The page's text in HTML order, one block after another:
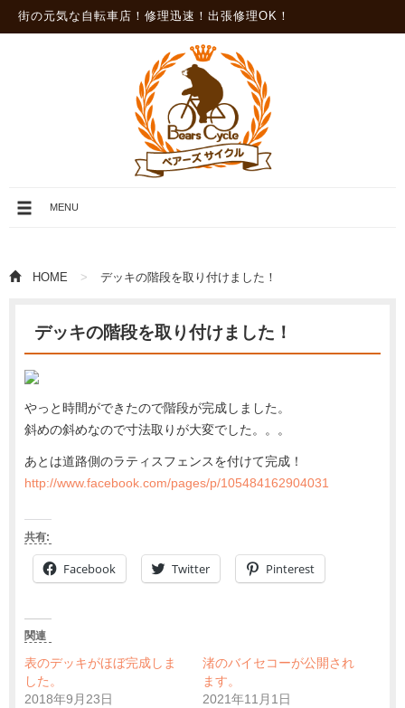
街の元気な自転車店！修理迅速！出張修理OK！
メ
を
MENU
HOME デッキの階段を取り付けました！
デッキの階段を取り付けました！
やっと時間ができたので階段が完成しました。
斜めの斜めなので寸法取りが大変でした。。。
あとは道路側のラティスフェンスを付けて完成！
http://www.facebook.com/pages/p/105484162904031
共有:
Facebook Twitter Pinterest
関連
表のデッキがほぼ完成しま
した。
2018年9月23日
渚のバイセコーが公開され
ます。
2021年11月1日